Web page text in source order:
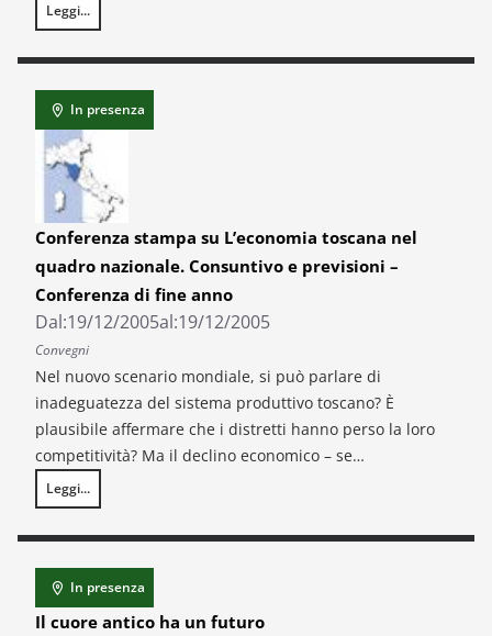
Leggi...
Scandicci Fiera 2005
In presenza
Conferenza stampa su L’economia toscana nel
quadro nazionale. Consuntivo e previsioni –
Conferenza di fine anno
Dal:19/12/2005al:19/12/2005
Convegni
Nel nuovo scenario mondiale, si può parlare di
inadeguatezza del sistema produttivo toscano? È
plausibile affermare che i distretti hanno perso la loro
competitività? Ma il declino economico – se…
Leggi...
Conferenza stampa su L’economia toscana nel quadro nazionale.
In presenza
Il cuore antico ha un futuro